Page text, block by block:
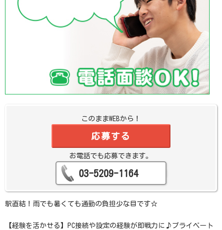
このままWEBから！
応募する
お電話でも応募できます。
03-5209-1164
駅直結！雨でも暑くても通勤の負担少な目です☆
【経験を活かせる】PC接続や設定の経験が即戦力に♪プライベート